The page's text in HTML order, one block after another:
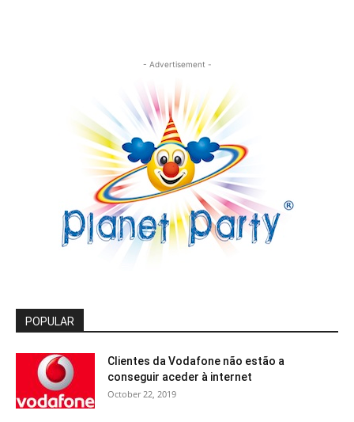
- Advertisement -
POPULAR
Clientes da Vodafone não estão a
conseguir aceder à internet
October 22, 2019